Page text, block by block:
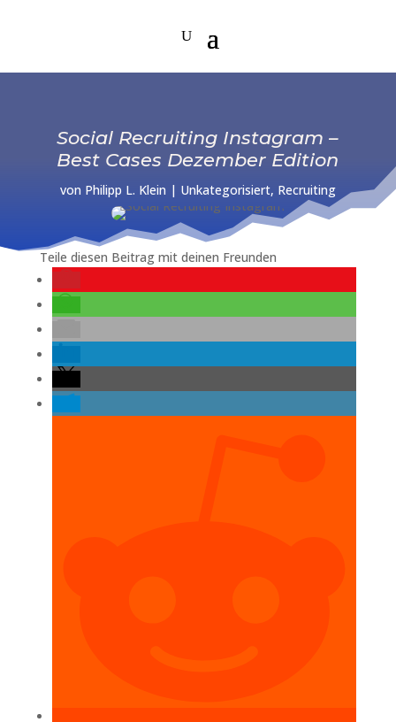
Social Recruiting Instagram –
Best Cases Dezember Edition
von Philipp L. Klein | Unkategorisiert, Recruiting
Teile diesen Beitrag mit deinen Freunden